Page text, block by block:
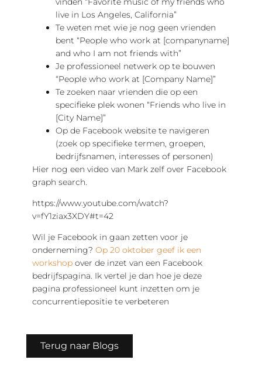
live in Los Angeles, California”
Te weten met wie je nog geen vrienden
bent “People who work at [companyname]
and who I am not friends with”
Je professioneel netwerk op te bouwen
“People who work at [Company Name]”
Te zoeken naar vrienden die op een
specifieke plek wonen “Friends who live in
[City Name]”
Op de Facebook website te navigeren
(zoek op specifieke termen, groepen,
bedrijfsnamen, interesses of personen)
Hier nog een video van Mark zelf over Facebook
graph search.
https://www.youtube.com/watch?
v=fY1ziax3XDY#t=42
Wil je Facebook in gaan zetten voor je
onderneming? Op 20 oktober geef ik een
workshop over de inzet van een Facebook
bedrijfspagina. Ik vertel je dan hoe je deze
pagina professioneel kunt inzetten om je
concurrentiepositie te verbeteren
Terug naar Blogs